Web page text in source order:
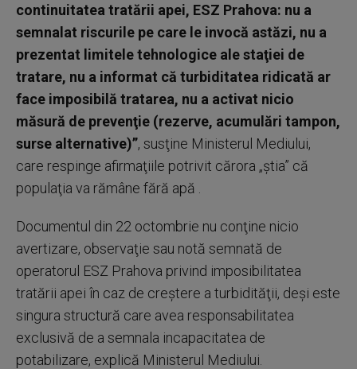
continuitatea tratării apei, ESZ Prahova: nu a
semnalat riscurile pe care le invocă astăzi, nu a
prezentat limitele tehnologice ale staţiei de
tratare, nu a informat că turbiditatea ridicată ar
face imposibilă tratarea, nu a activat nicio
măsură de prevenţie (rezerve, acumulări tampon,
surse alternative)”, susţine Ministerul Mediului,
care respinge afirmaţiile potrivit cărora „ştia” că
populaţia va rămâne fără apă .
Documentul din 22 octombrie nu conţine nicio
avertizare, observaţie sau notă semnată de
operatorul ESZ Prahova privind imposibilitatea
tratării apei în caz de creştere a turbidităţii, deşi este
singura structură care avea responsabilitatea
exclusivă de a semnala incapacitatea de
potabilizare, explică Ministerul Mediului.